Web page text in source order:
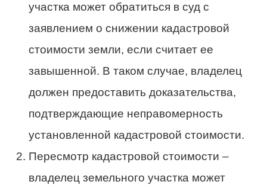
участка может обратиться в суд с
заявлением о снижении кадастровой
стоимости земли, если считает ее
завышенной. В таком случае, владелец
должен предоставить доказательства,
подтверждающие неправомерность
установленной кадастровой стоимости.
Пересмотр кадастровой стоимости –
владелец земельного участка может